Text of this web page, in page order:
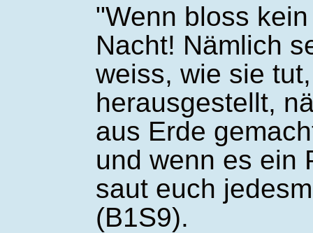
Wenn bloss
Nacht! Nämlich
weiss, wie sie
herausgestellt,
aus Erde
und wenn es ein
saut euch
(B1S9).